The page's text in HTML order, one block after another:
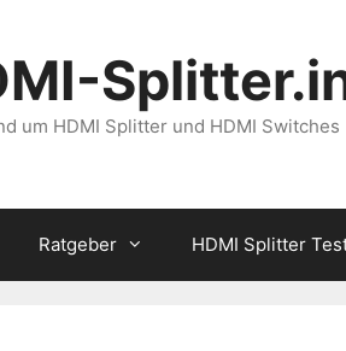
um HDMI Splitter und HDMI Switches
Ratgeber HDMI Splitter